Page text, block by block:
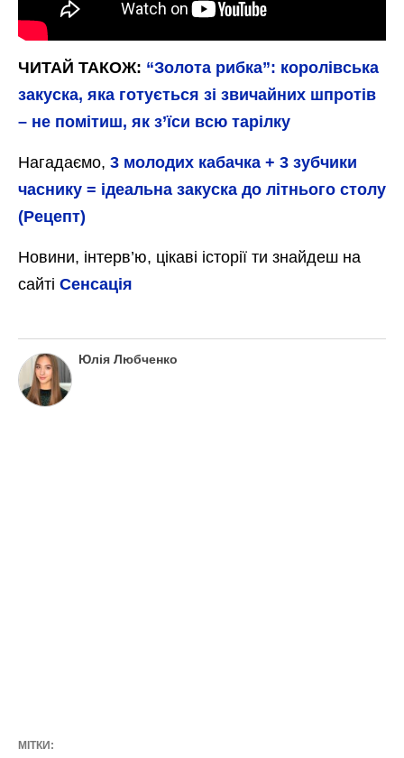
ЧИТАЙ ТАКОЖ: “Золота рибка”: королівська
закуска, яка готується зі звичайних шпротів
– не помітиш, як з’їси всю тарілку
Нагадаємо, 3 молодих кабачка + 3 зубчики
часнику = ідеальна закуска до літнього столу
(Рецепт)
Новини, інтерв’ю, цікаві історії ти знайдеш на
сайті Сенсація
Юлія Любченко
МІТКИ: